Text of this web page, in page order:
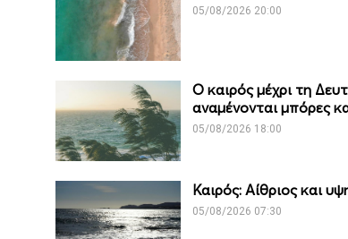
05/08/2026 20:00
Ο καιρός μέχρι τη
αναμένονται μπόρες
05/08/2026 18:00
Καιρός: Αίθριος και
05/08/2026 07:30